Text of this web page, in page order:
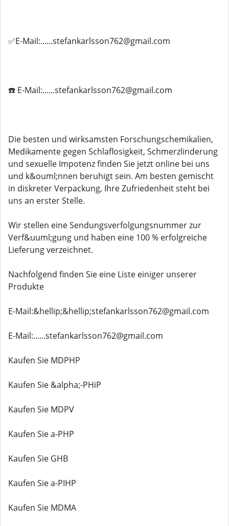
✅E-Mail:......stefankarlsson762@gmail.com
☎️ E-Mail:......stefankarlsson762@gmail.com
Die besten und wirksamsten Forschungschemikalien,
Medikamente gegen Schlaflosigkeit, Schmerzlinderung
und sexuelle Impotenz finden Sie jetzt online bei uns
und k&ouml;nnen beruhigt sein. Am besten gemischt
in diskreter Verpackung, Ihre Zufriedenheit steht bei
uns an erster Stelle.
Wir stellen eine Sendungsverfolgungsnummer zur
Verf&uuml;gung und haben eine 100 % erfolgreiche
Lieferung verzeichnet.
Nachfolgend finden Sie eine Liste einiger unserer
Produkte
E-Mail:&hellip;&hellip;stefankarlsson762@gmail.com
E-Mail:......stefankarlsson762@gmail.com
Kaufen Sie MDPHP
Kaufen Sie &alpha;-PHiP
Kaufen Sie MDPV
Kaufen Sie a-PHP
Kaufen Sie GHB
Kaufen Sie a-PIHP
Kaufen Sie MDMA